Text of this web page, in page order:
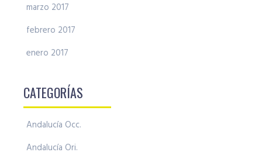
marzo 2017
febrero 2017
enero 2017
CATEGORÍAS
Andalucía Occ.
Andalucía Ori.